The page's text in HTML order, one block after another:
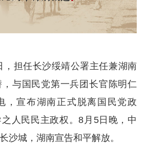
，担任长沙绥靖公署主任兼湖南
与国民党第一兵团长官陈明仁
，宣布湖南正式脱离国民党政
人民民主政权。8月5日晚，中
沙城，湖南宣告和平解放。